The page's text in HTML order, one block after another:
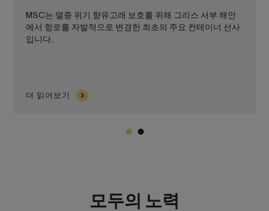
MSC는 멸종 위기 향유고래 보호를 위해 그리스 서부 해안
에서 항로를 자발적으로 변경한 최초의 주요 컨테이너 선사
입니다.
더 읽어보기
모두의 노력